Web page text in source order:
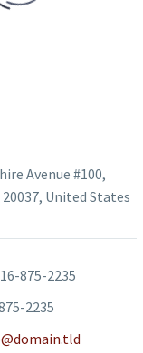
Avenue #100,
United States
875-2235
2235